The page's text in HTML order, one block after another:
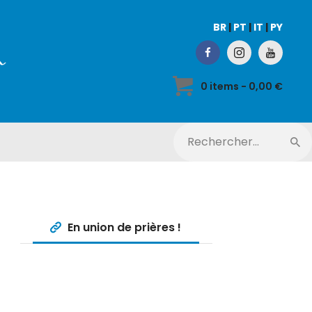
BR | PT | IT | PY
0 items - 0,00 €
En union de prières !